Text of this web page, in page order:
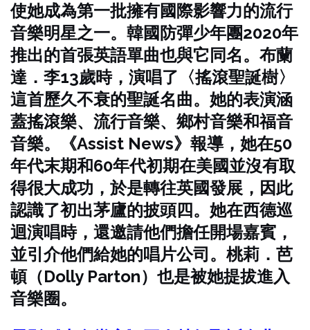
使她成為第一批擁有國際影響力的流行
音樂明星之一。韓國防彈少年團2020年
推出的首張英語單曲也與它同名。布蘭
達．李13歲時，演唱了〈搖滾聖誕樹〉
這首歷久不衰的聖誕名曲。她的表演涵
蓋搖滾樂、流行音樂、鄉村音樂和福音
音樂。《Assist News》報導，她在50
年代末期和60年代初期在美國並沒有取
得很大成功，於是轉往英國發展，因此
認識了初出茅廬的披頭四。她在西德巡
迴演唱時，還邀請他們擔任開場嘉賓，
並引介他們給她的唱片公司。桃莉．芭
頓（Dolly Parton）也是被她提拔進入
音樂圈。